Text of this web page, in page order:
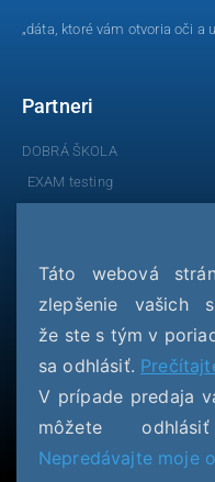
„dáta, ktoré vám otvoria oči a
Partneri
DOBRÁ ŠKOLA
EXAM testing
Evaluačné dotazníky EDO
Testovania
KOMPARO 4
KOMPARO 6
KOMPARO 8
KOMPARO 9
Táto webová
zlepšenie vašich
že ste s tým v
sa odhlásiť.
V prípade predaja
môžete
Nepredávajte moje